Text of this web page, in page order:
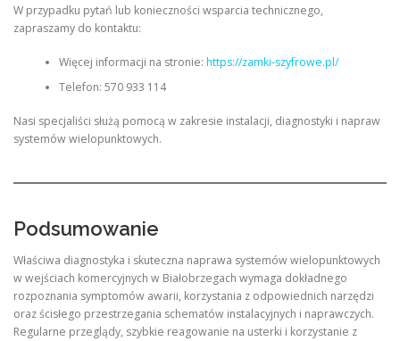
W przypadku pytań lub konieczności wsparcia technicznego,
zapraszamy do kontaktu:
Więcej informacji na stronie: https://zamki-szyfrowe.pl/
Telefon: 570 933 114
Nasi specjaliści służą pomocą w zakresie instalacji, diagnostyki i napraw
systemów wielopunktowych.
Podsumowanie
Właściwa diagnostyka i skuteczna naprawa systemów wielopunktowych
w wejściach komercyjnych w Białobrzegach wymaga dokładnego
rozpoznania symptomów awarii, korzystania z odpowiednich narzędzi
oraz ścisłego przestrzegania schematów instalacyjnych i naprawczych.
Regularne przeglądy, szybkie reagowanie na usterki i korzystanie z